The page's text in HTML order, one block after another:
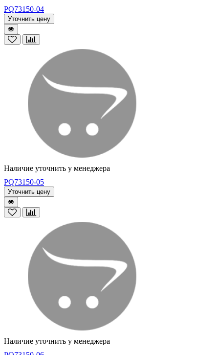
PQ73150-04
Уточнить цену
Наличие уточнить у менеджера
PQ73150-05
Уточнить цену
Наличие уточнить у менеджера